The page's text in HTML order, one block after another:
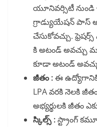
యూనివర్సిటీ నుండి
గ్రాడ్యుయేషన్ పాస్
చేసుకోవచ్చు.
కి అటండ్ అవచ్చు
కూడా అటండ్
జీతం :ఈ ఉద్యోగానికి
LPA వరకి నెలకి
అభ్యర్థులకి జీతం
స్కిల్స్ :స్ట్రాంగ్